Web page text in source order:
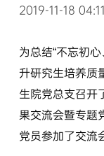
2019-11-18 04:11
为总结“不忘初
升研究生培养质
生院党总支召开
果交流会暨专题
党员参加了交流